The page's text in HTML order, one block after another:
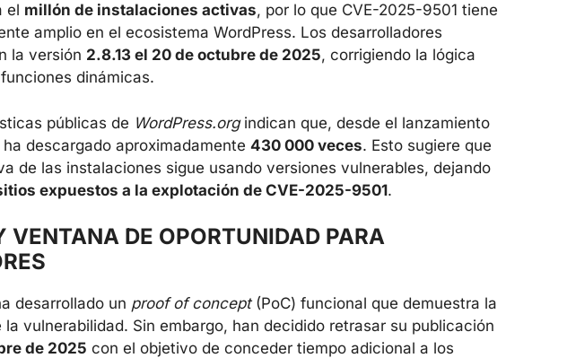
el millón de instalaciones activas, por lo que CVE-2025-9501 tiene
amplio en el ecosistema WordPress. Los desarrolladores
la versión 2.8.13 el 20 de octubre de 2025, corrigiendo la lógica
dinámicas.
públicas de WordPress.orgindican que, desde el lanzamiento
descargado aproximadamente 430 000 veces. Esto sugiere que
de las instalaciones sigue usando versiones vulnerables, dejando
expuestos a la explotación de CVE-2025-9501.
VENTANA DE OPORTUNIDAD PARA
desarrollado un proof of concept(PoC) funcional que demuestra la
vulnerabilidad. Sin embargo, han decidido retrasar su publicación
de 2025 con el objetivo de conceder tiempo adicional a los